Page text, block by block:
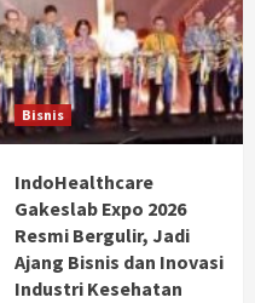
Bisnis
IndoHealthcare
Gakeslab Expo 2026
Resmi Bergulir, Jadi
Ajang Bisnis dan Inovasi
Industri Kesehatan